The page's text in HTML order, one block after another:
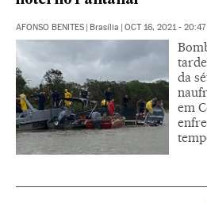
AFONSO BENITES | Brasília | OCT 16, 2021 - 20:47
da
em